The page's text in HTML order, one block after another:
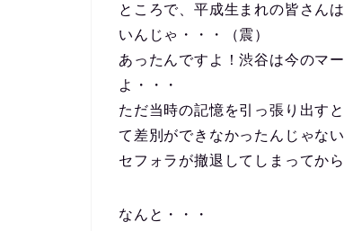
ところで、平成生まれの皆さん
いんじゃ・・・（震）
あったんですよ！渋谷は今のマ
よ・・・
ただ当時の記憶を引っ張り出す
て差別ができなかったんじゃな
セフォラが撤退してしまってか
なんと・・・